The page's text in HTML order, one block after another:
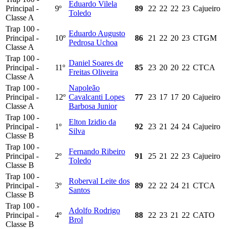
Principal -
Classe A
9º
Eduardo Vilela
Toledo
89 22 22 22 23 Cajueiro
Trap 100 -
Principal -
Classe A
10º
Eduardo Augusto
Pedrosa Uchoa
86 21 22 20 23 CTGM
Trap 100 -
Principal -
Classe A
11º
Daniel Soares de
Freitas Oliveira
85 23 20 20 22 CTCA
Trap 100 -
Principal -
Classe A
12º
Napoleão
Cavalcanti Lopes
Barbosa Junior
77 23 17 17 20 Cajueiro
Trap 100 -
Principal -
Classe B
1º
Elton Izidio da
Silva
92 23 21 24 24 Cajueiro
Trap 100 -
Principal -
Classe B
2º
Fernando Ribeiro
Toledo
91 25 21 22 23 Cajueiro
Trap 100 -
Principal -
Classe B
3º
Roberval Leite dos
Santos
89 22 22 24 21 CTCA
Trap 100 -
Principal -
Classe B
4º
Adolfo Rodrigo
Brol
88 22 23 21 22 CATO